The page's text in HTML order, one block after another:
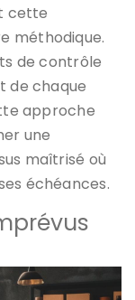
cette
méthodique.
de contrôle
de chaque
approche
une
maîtrisé où
échéances.